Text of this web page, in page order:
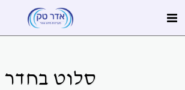
סלוט בחדר